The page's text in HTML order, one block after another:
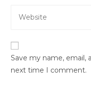
comment
address
URL
(optional)
Save my name, email,
next time I comment.